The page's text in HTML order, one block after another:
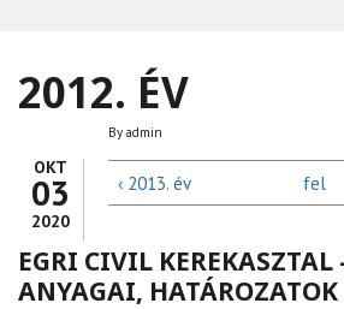
2012. ÉV
OKT
03
2020
By admin
‹ 2013. év fel
EGRI CIVIL KEREKASZTAL
ANYAGAI, HATÁROZATOK